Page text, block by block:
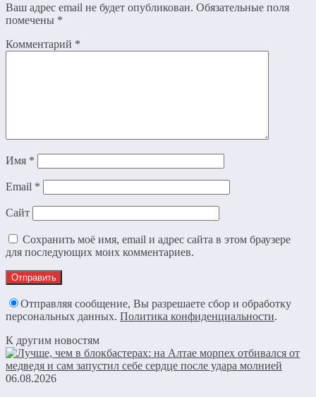
Ваш адрес email не будет опубликован. Обязательные поля
помечены *
Комментарий *
Имя *
Email *
Сайт
Сохранить моё имя, email и адрес сайта в этом браузере
для последующих моих комментариев.
Отправляя сообщение, Вы разрешаете сбор и обработку
персональных данных. Политика конфиденциальности.
К другим новостям
06.08.2026